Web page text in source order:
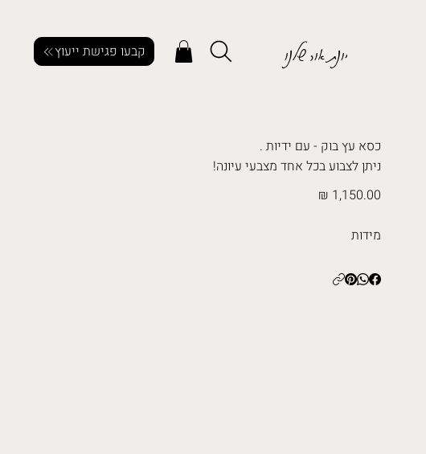
יונת אור שלנו קבעו פגישת ייעוץ
כסא עץ בוק - עם ידיות .
ניתן לצבוע בכל אחד מצבעי עיונה!
1,150.00 ₪
מידות